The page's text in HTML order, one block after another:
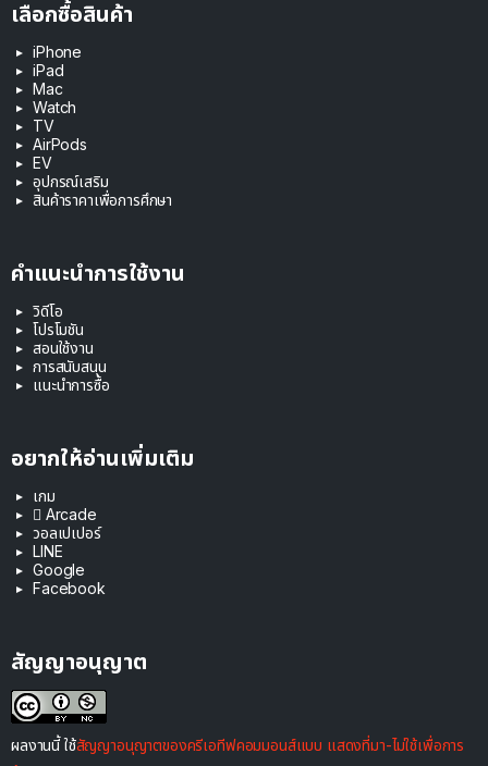
เลือกซื้อสินค้า
iPhone
iPad
Mac
Watch
TV
AirPods
EV
อุปกรณ์เสริม
สินค้าราคาเพื่อการศึกษา
คำแนะนำการใช้งาน
วิดีโอ
โปรโมชัน
สอนใช้งาน
การสนับสนุน
แนะนำการซื้อ
อยากให้อ่านเพิ่มเติม
เกม
 Arcade
วอลเปเปอร์
LINE
Google
Facebook
สัญญาอนุญาต
ผลงานนี้ ใช้สัญญาอนุญาตของครีเอทีฟคอมมอนส์แบบ แสดงที่มา-ไม่ใช้เพื่อการ